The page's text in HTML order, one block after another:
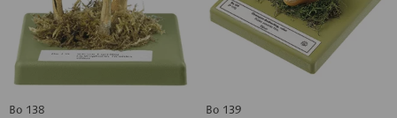
Bo 138 Bo 139